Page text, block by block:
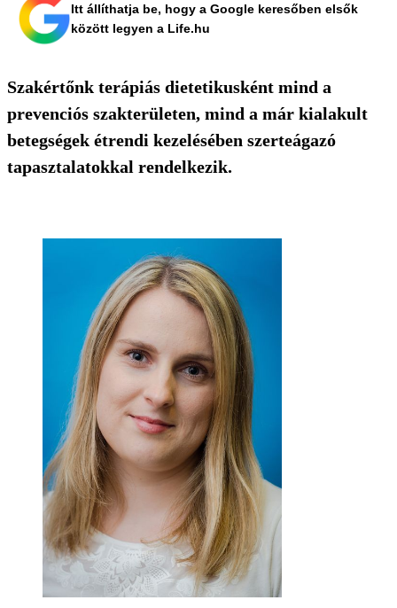
Itt állíthatja be, hogy a Google keresőben elsők
között legyen a Life.hu
Szakértőnk terápiás dietetikusként mind a
prevenciós szakterületen, mind a már kialakult
betegségek étrendi kezelésében szerteágazó
tapasztalatokkal rendelkezik.